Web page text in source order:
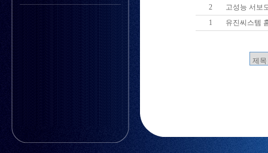
2
고성능 서보
1
유진씨스템